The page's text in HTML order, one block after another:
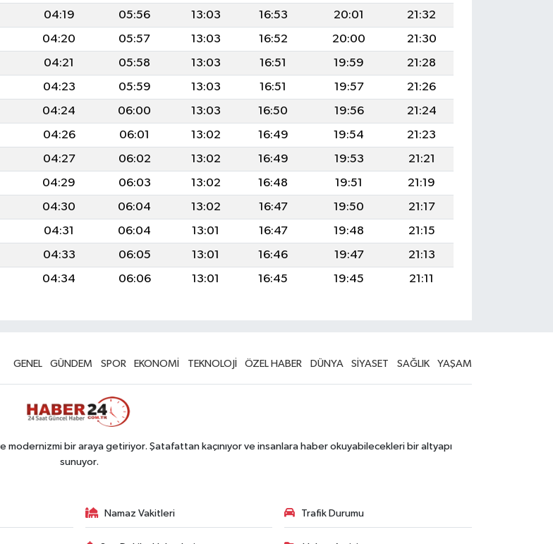
04:19 05:56 13:03 16:53 20:01
21:32
04:20 05:57 13:03 16:52 20:00
21:30
04:21 05:58 13:03 16:51 19:59
21:28
04:23 05:59 13:03 16:51 19:57
21:26
04:24 06:00 13:03 16:50 19:56
21:24
04:26 06:01 13:02 16:49 19:54
21:23
04:27 06:02 13:02 16:49 19:53
21:21
04:29 06:03 13:02 16:48 19:51
21:19
04:30 06:04 13:02 16:47 19:50
21:17
04:31 06:04 13:01 16:47 19:48
21:15
04:33 06:05 13:01 16:46 19:47
21:13
04:34 06:06 13:01 16:45 19:45 21:11
GENEL GÜNDEM SPOR EKONOMİ TEKNOLOJİ ÖZEL HABER DÜNYA SİYASET SAĞLIK YAŞAM
bir araya getiriyor. Şatafattan kaçınıyor ve insanlara haber okuyabilecekleri bir altyapı
sunuyor.
Namaz Vakitleri Trafik Durumu